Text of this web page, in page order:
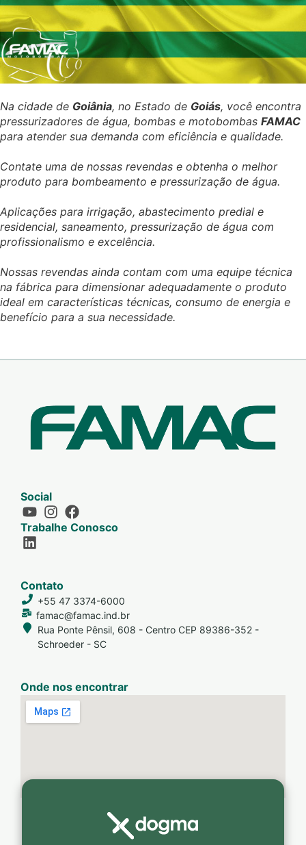
Na cidade de Goiânia, no Estado de Goiás, você encontra
pressurizadores de água, bombas e motobombas FAMAC
para atender sua demanda com eficiência e qualidade.
Contate uma de nossas revendas e obtenha o melhor
produto para bombeamento e pressurização de água.
Aplicações para irrigação, abastecimento predial e
residencial, saneamento, pressurização de água com
profissionalismo e excelência.
Nossas revendas ainda contam com uma equipe técnica
na fábrica para dimensionar adequadamente o produto
ideal em características técnicas, consumo de energia e
benefício para a sua necessidade.
Social
Trabalhe Conosco
Contato
+55 47 3374-6000
famac@famac.ind.br
Rua Ponte Pênsil, 608 - Centro CEP 89386-352 -
Schroeder - SC
Onde nos encontrar